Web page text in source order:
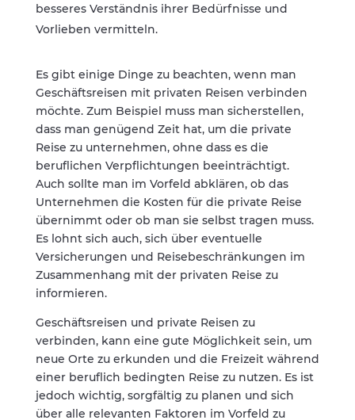
besseres Verständnis ihrer Bedürfnisse und
Vorlieben vermitteln.
Es gibt einige Dinge zu beachten, wenn man
Geschäftsreisen mit privaten Reisen verbinden
möchte. Zum Beispiel muss man sicherstellen,
dass man genügend Zeit hat, um die private
Reise zu unternehmen, ohne dass es die
beruflichen Verpflichtungen beeinträchtigt.
Auch sollte man im Vorfeld abklären, ob das
Unternehmen die Kosten für die private Reise
übernimmt oder ob man sie selbst tragen muss.
Es lohnt sich auch, sich über eventuelle
Versicherungen und Reisebeschränkungen im
Zusammenhang mit der privaten Reise zu
informieren.
Geschäftsreisen und private Reisen zu
verbinden, kann eine gute Möglichkeit sein, um
neue Orte zu erkunden und die Freizeit während
einer beruflich bedingten Reise zu nutzen. Es ist
jedoch wichtig, sorgfältig zu planen und sich
über alle relevanten Faktoren im Vorfeld zu